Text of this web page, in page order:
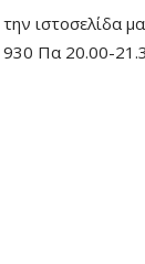
ιστοσελίδα
Πα 20.00-